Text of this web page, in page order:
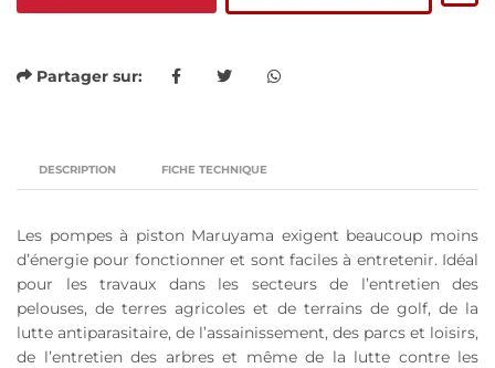
Partager sur:
DESCRIPTION FICHE TECHNIQUE
Les pompes à piston Maruyama exigent beaucoup moins
d’énergie pour fonctionner et sont faciles à entretenir. Idéal
pour les travaux dans les secteurs de l’entretien des
pelouses, de terres agricoles et de terrains de golf, de la
lutte antiparasitaire, de l’assainissement, des parcs et loisirs,
de l’entretien des arbres et même de la lutte contre les